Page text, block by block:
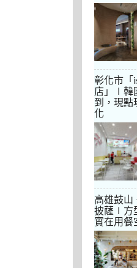
彰化市「
店」∣韓
到，現點
化
高雄鼓山
披薩∣方
實在用餐